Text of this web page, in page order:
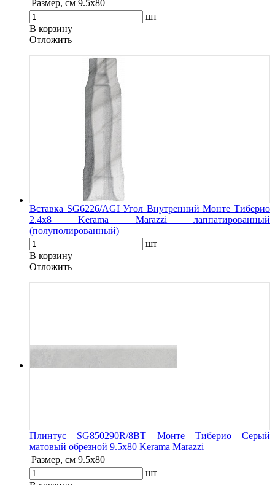
Размер, см 9.5x80
шт
В корзину
Oтложить
Вставка SG6226/AGI Угол Внутренний Монте Тиберио
2.4х8 Kerama Marazzi лаппатированный
(полуполированный)
шт
В корзину
Oтложить
Плинтус SG850290R/8BT Монте Тиберио Серый
матовый обрезной 9.5x80 Kerama Marazzi
Размер, см 9.5x80
шт